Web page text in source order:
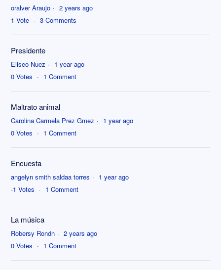
oralver Araujo
2 years ago
1 Vote 3 Comments
Presidente
Eliseo Nuez
1 year ago
0 Votes 1 Comment
Maltrato animal
Carolina Carmela Prez Gmez
1 year ago
0 Votes 1 Comment
Encuesta
angelyn smith saldaa torres
1 year ago
-1 Votes 1 Comment
La música
Robersy Rondn
2 years ago
0 Votes 1 Comment